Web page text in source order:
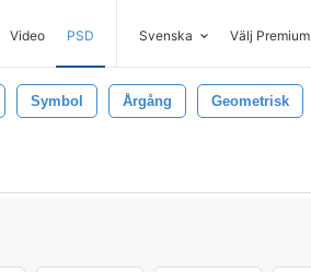
Video PSD Svenska Välj Premium
Symbol Årgång Geometrisk